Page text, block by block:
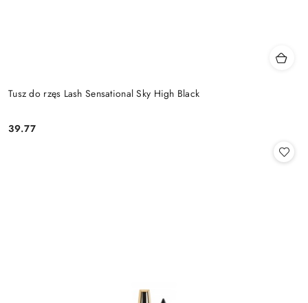
Tusz do rzęs Lash Sensational Sky High Black
Cena:
39.77